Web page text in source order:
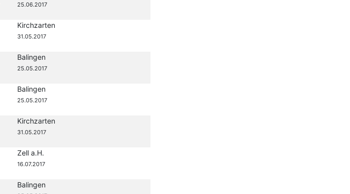
25.06.2017
Kirchzarten
31.05.2017
Balingen
25.05.2017
Balingen
25.05.2017
Kirchzarten
31.05.2017
Zell a.H.
16.07.2017
Balingen